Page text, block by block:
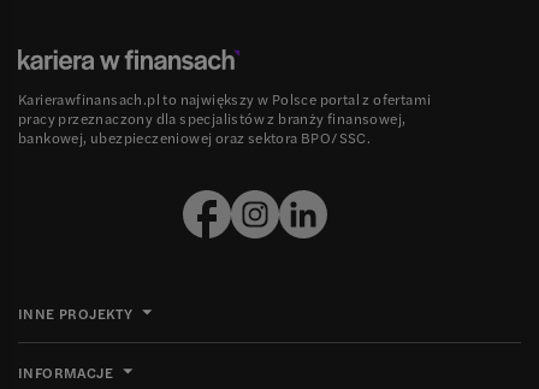
Karierawfinansach.pl to największy w Polsce portal z ofertami
pracy przeznaczony dla specjalistów z branży finansowej,
bankowej, ubezpieczeniowej oraz sektora BPO/SSC.
INNE PROJEKTY
INFORMACJE